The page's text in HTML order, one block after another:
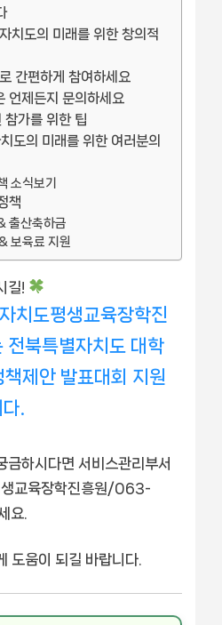
치도의 미래를 위한 창의적
간편하게 참여하세요
언제든지 문의하세요
참가를 위한 팁
도의 미래를 위한 여러분의
소식보기
책
출산축하금
보육료 지원
길!
치도평생교육장학진
전북특별자치도 대학
제안 발표대회 지원
.
금하시다면 서비스관리부서
생교육장학진흥원/063-
요.
도움이 되길 바랍니다.